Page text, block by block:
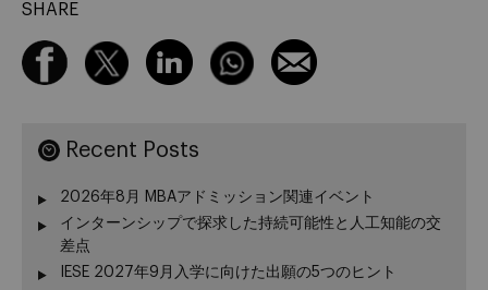
SHARE
Recent Posts
2026年8月 MBAアドミッション関連イベント
インターンシップで探求した持続可能性と人工知能の交
差点
IESE 2027年9月入学に向けた出願の5つのヒント